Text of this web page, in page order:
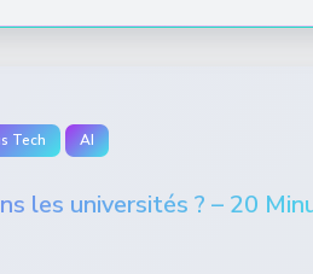
Tech AI
les universités ? – 20